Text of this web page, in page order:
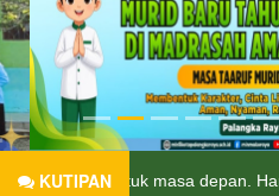
KUTIPAN
depan. Hari esok untuk